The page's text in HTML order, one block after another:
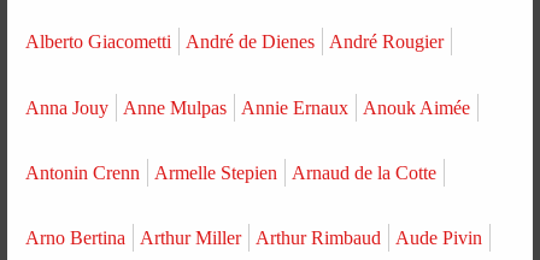
Alberto Giacometti André de Dienes André Rougier
Anna Jouy Anne Mulpas Annie Ernaux Anouk Aimée
Antonin Crenn Armelle Stepien Arnaud de la Cotte
Arno Bertina Arthur Miller Arthur Rimbaud Aude Pivin